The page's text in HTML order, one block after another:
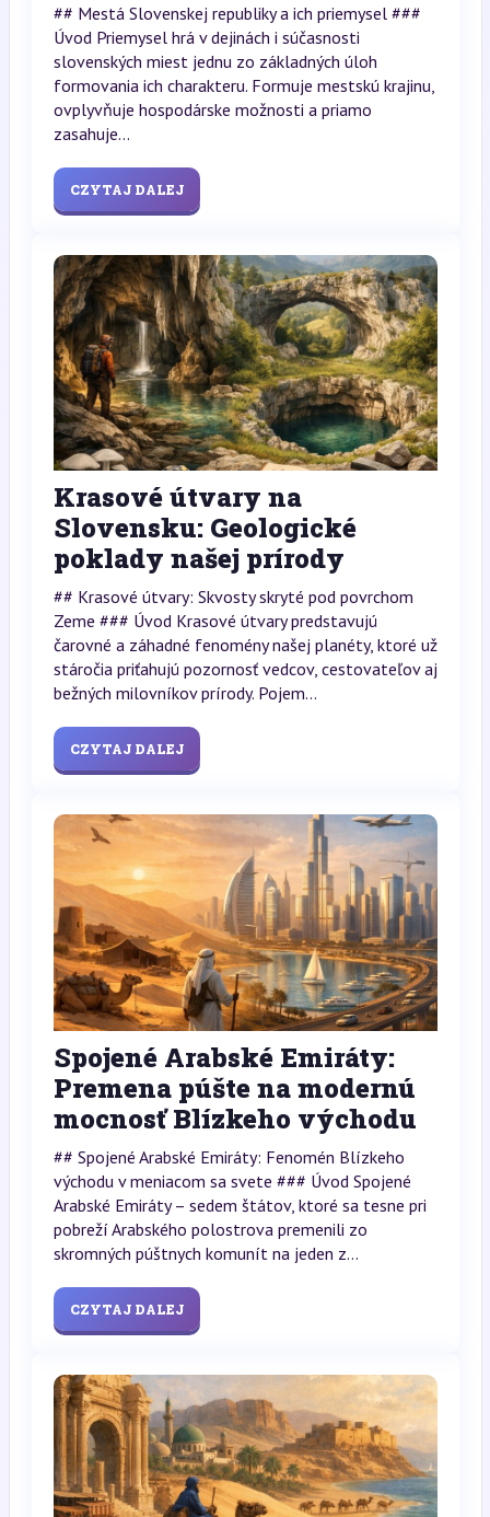
## Mestá Slovenskej republiky a ich priemysel ###
Úvod Priemysel hrá v dejinách i súčasnosti
slovenských miest jednu zo základných úloh
formovania ich charakteru. Formuje mestskú krajinu,
ovplyvňuje hospodárske možnosti a priamo
zasahuje...
CZYTAJ DALEJ
Krasové útvary na
Slovensku: Geologické
poklady našej prírody
## Krasové útvary: Skvosty skryté pod povrchom
Zeme ### Úvod Krasové útvary predstavujú
čarovné a záhadné fenomény našej planéty, ktoré už
stáročia priťahujú pozornosť vedcov, cestovateľov aj
bežných milovníkov prírody. Pojem...
CZYTAJ DALEJ
Spojené Arabské Emiráty:
Premena púšte na modernú
mocnosť Blízkeho východu
## Spojené Arabské Emiráty: Fenomén Blízkeho
východu v meniacom sa svete ### Úvod Spojené
Arabské Emiráty – sedem štátov, ktoré sa tesne pri
pobreží Arabského polostrova premenili zo
skromných púštnych komunít na jeden z...
CZYTAJ DALEJ